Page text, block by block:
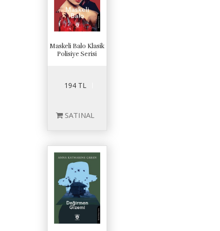
Maskeli Balo Klasik
Polisiye Serisi
194 TL
SATINAL